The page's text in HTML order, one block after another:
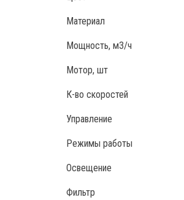
Материал
Мощность, м3/ч
Мотор, шт
К-во скоростей
Управление
Режимы работы
Освещение
Фильтр